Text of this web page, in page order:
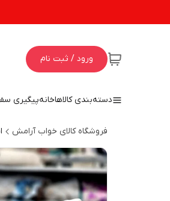
ورود / ثبت نام
دسته‌بندی کالاهاخانهپیگیری
فروشگاه کالای خواب آرامش